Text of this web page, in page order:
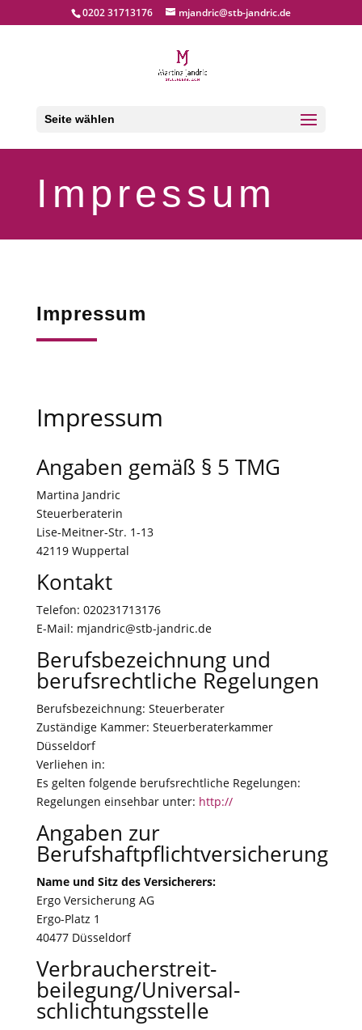
0202 31713176 mjandric@stb-jandric.de
Seite wählen
Impressum
Impressum
Impressum
Angaben gemäß § 5 TMG
Martina Jandric
Steuerberaterin
Lise-Meitner-Str. 1-13
42119 Wuppertal
Kontakt
Telefon: 020231713176
E-Mail: mjandric@stb-jandric.de
Berufsbezeichnung und
berufsrechtliche Regelungen
Berufsbezeichnung: Steuerberater
Zuständige Kammer: Steuerberaterkammer
Düsseldorf
Verliehen in:
Es gelten folgende berufsrechtliche Regelungen:
Regelungen einsehbar unter: http://
Angaben zur
Berufshaftpflichtversicherung
Name und Sitz des Versicherers:
Ergo Versicherung AG
Ergo-Platz 1
40477 Düsseldorf
Verbraucher­streit­
beilegung/Universal­
schlichtungs­stelle